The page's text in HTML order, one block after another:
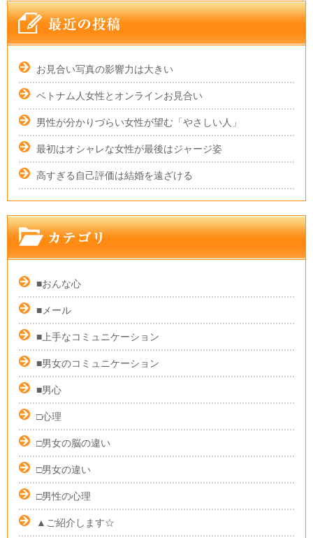
お見合い写真の影響力は大きい
ベトナム人女性とオンラインお見合い
男性が分かりづらい女性が望む「やさしい人」
最初はオシャレな女性が最後はジャージ姿
高すぎる自己評価は結婚を遠ざける
■おんな心
■メール
■上手なコミュニケーション
■男女のコミュニケーション
■男心
□心理
□男女の脳の違い
□男女の違い
□男性の心理
▲ご紹介します☆